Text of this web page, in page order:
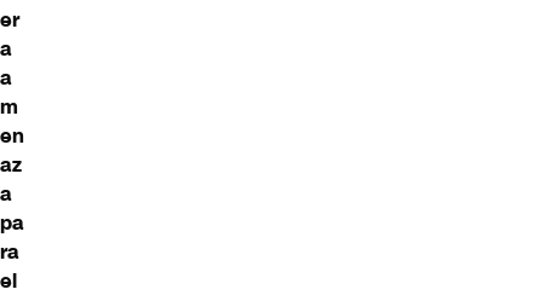
er
a
a
m
en
az
a
pa
ra
el